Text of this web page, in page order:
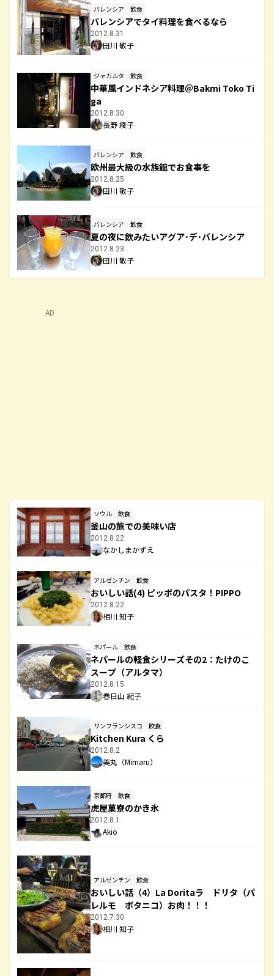
バレンシア 飲食
バレンシアでタイ料理を食べるなら
2012.8.31
田川 敬子
ジャカルタ 飲食
中華風インドネシア料理＠Bakmi Toko Ti
ga
2012.8.30
長野 綾子
バレンシア 飲食
欧州最大級の水族館でお食事を
2012.8.25
田川 敬子
バレンシア 飲食
夏の夜に飲みたいアグア･デ･バレンシア
2012.8.23
田川 敬子
ソウル 飲食
釜山の旅での美味い店
2012.8.22
なかしまかずえ
アルゼンチン 飲食
おいしい話(4) ピッポのパスタ！PIPPO
2012.8.22
相川 知子
ネパール 飲食
ネパールの軽食シリーズその2：たけのこ
スープ（アルタマ）
2012.8.15
春日山 紀子
サンフランシスコ 飲食
Kitchen Kura くら
2012.8.2
美丸（Mimaru）
京都府 飲食
虎屋菓寮のかき氷
2012.8.1
Akio
アルゼンチン 飲食
おいしい話（4）La Doritaラ ドリタ（パ
レルモ ボタニコ）お肉！！！
2012.7.30
相川 知子
AD